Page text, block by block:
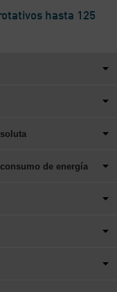
hasta 125
de energía